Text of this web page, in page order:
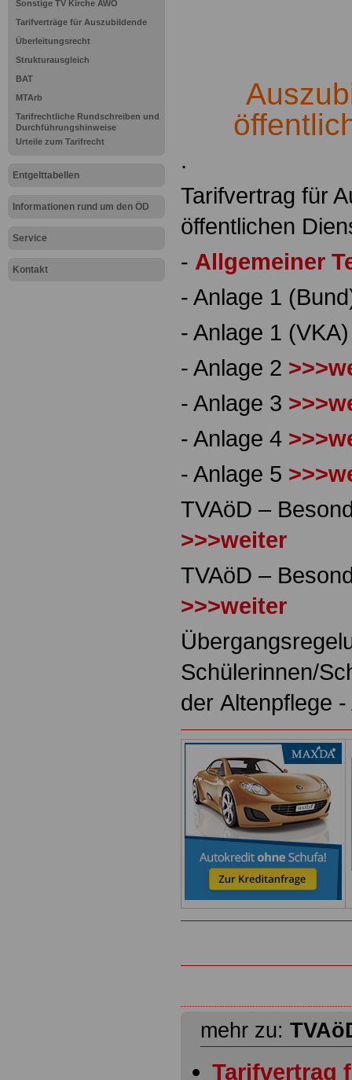
Sonstige TV Kirche AWO
Tarifverträge für Auszubildende
Überleitungsrecht
Strukturausgleich
BAT
MTArb
Tarifrechtliche Rundschreiben und
Durchführungshinweise
Urteile zum Tarifrecht
Entgelttabellen
Informationen rund um den ÖD
Service
Kontakt
.
Tarifvertrag für
öffentlichen
- Allgemeiner
- Anlage 1
- Anlage 1
- Anlage 2
- Anlage 3
- Anlage 4
- Anlage 5
TVAöD –
>>>weiter
TVAöD –
>>>weiter
Schülerinnen/
der Altenpflege
mehr zu:
Tarifvertrag